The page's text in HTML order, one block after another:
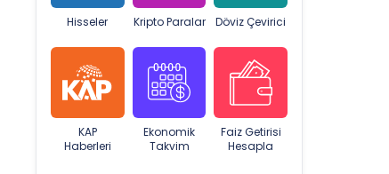
Hisseler Kripto Paralar Döviz Çevirici
KAP
Haberleri
Ekonomik
Takvim
Faiz Getirisi
Hesapla